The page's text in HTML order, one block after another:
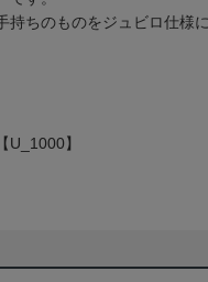
持ちのものをジュビロ仕様に
U_1000】